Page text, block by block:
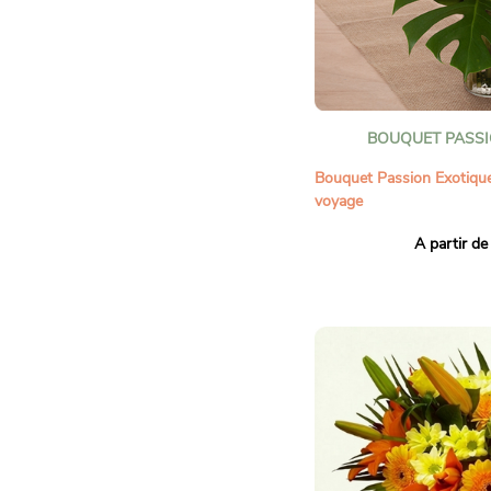
courants d’air pour
feuilles immergées pour
BOUQUET
Bouquet Passion
voyage
Bouquet Passion
pour transmettre des
célébrer une occasion
par son style audacieux
Occasions idéales :
Anniversaire,
A partir